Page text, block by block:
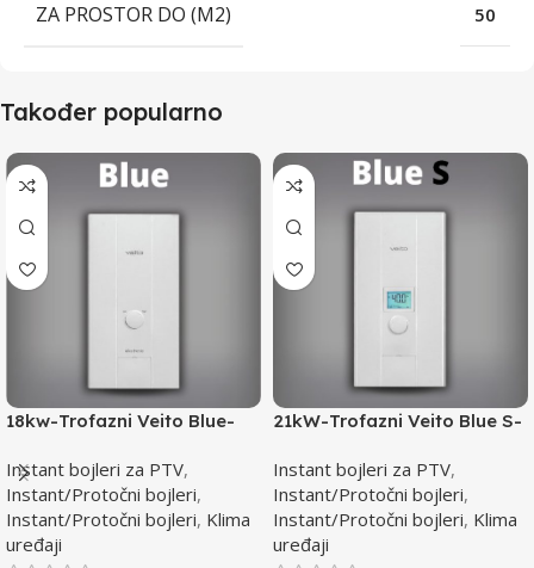
ZA PROSTOR DO (M2) 50
Također popularno
18kw-Trofazni Veito Blue-
Instant bojleri za PTV,
Instant/Protočni bojleri,
Instant/Protočni bojleri, Klima
uređaji
21kW-Trofazni Veito Blue S-
Instant bojleri za PTV,
Instant/Protočni bojleri,
Instant/Protočni bojleri, Klima
uređaji